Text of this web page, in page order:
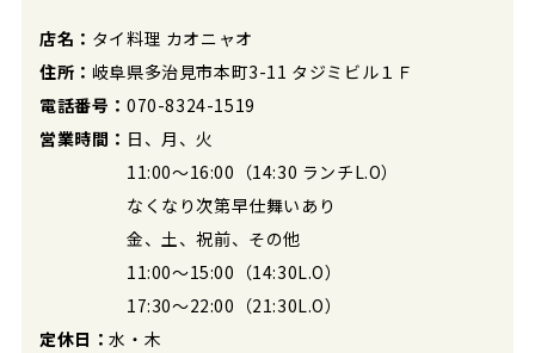
店名： タイ料理 カオニャオ
住所： 岐阜県多治見市本町3-11 タジミビル１Ｆ
電話番号： 070-8324-1519
営業時間： 日、月、火
11:00〜16:00（14:30 ランチL.O）
なくなり次第早仕舞いあり
金、土、祝前、その他
11:00〜15:00（14:30L.O）
17:30〜22:00（21:30L.O）
定休日：水・木